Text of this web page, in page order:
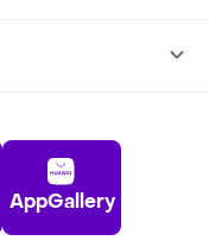
AppGallery